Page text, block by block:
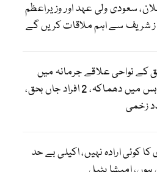
سعودی ولی عہد اور وزیراعظم
شریف سے اہم ملاقات کریں گے
کے نواحی علاقے جرمانہ میں
منی بس میں دھماکہ، 2 افراد جاں بحق،
زخمی
کوئی ارادہ نہیں، اکیلی بے حد